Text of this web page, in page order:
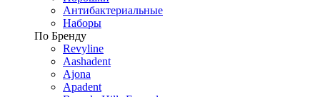
Антибактериальные
Наборы
По Бренду
Revyline
Aashadent
Ajona
Apadent